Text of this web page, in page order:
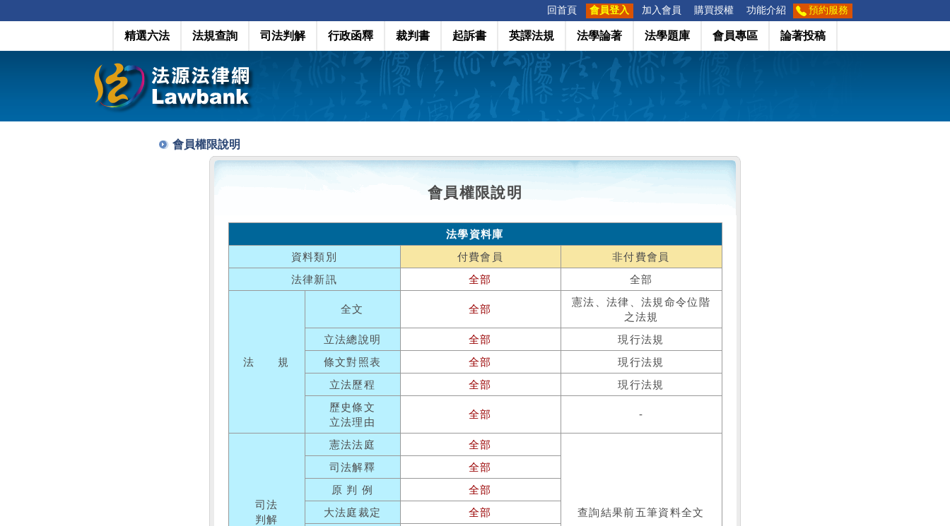
回首頁 會員登入 加入會員 購買授權 功能介紹 預約服務
精選六法 法規查詢 司法判解 行政函釋 裁判書 起訴書 英譯法規 法學論著 法學題庫 會員專區 論著投稿
會員權限說明
會員權限說明
法學資料庫
資料類別
付費會員
非付費會員
法律新訊
全部 全部
法 規
全文 全部
憲法、法律、法規命令位階
之法規
立法總說明
全部
現行法規
條文對照表
全部
現行法規
立法歷程
全部
現行法規
歷史條文
立法理由
全部 -
司法
判解
憲法法庭 全部
查詢結果前五筆資料全文
司法解釋
全部
原 判 例
全部
大法庭裁定
全部